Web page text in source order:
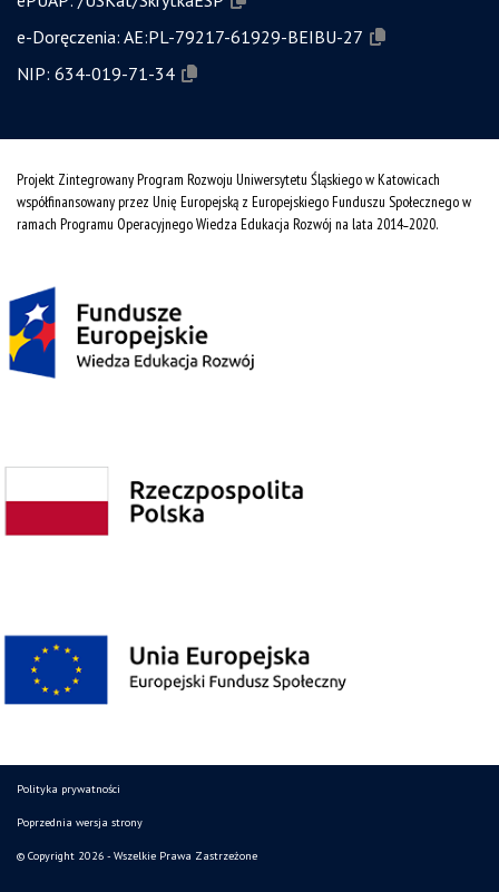
e-Doręczenia: AE:PL-79217-61929-BEIBU-27
NIP: 634-019-71-34
Projekt Zintegrowany Program Rozwoju Uniwersytetu Śląskiego w Katowicach
współfinansowany przez Unię Europejską z Europejskiego Funduszu Społecznego w
ramach Programu Operacyjnego Wiedza Edukacja Rozwój na lata 2014˗2020.
Polityka prywatności
Poprzednia wersja strony
© Copyright 2026 - Wszelkie Prawa Zastrzeżone